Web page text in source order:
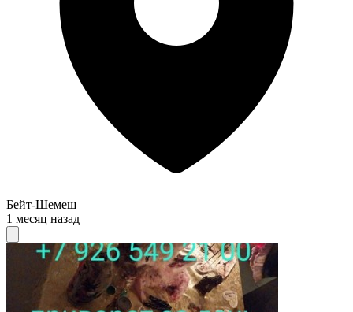
Бейт-Шемеш
1 месяц назад